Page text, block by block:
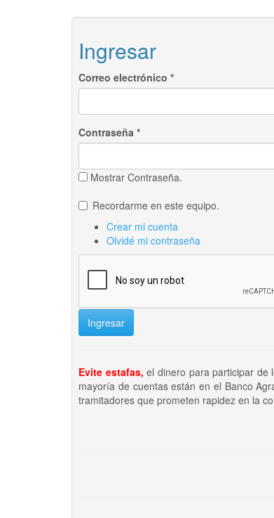
Ingresar
Correo electrónico *
Contraseña *
Mostrar Contraseña.
Recordarme en este equipo.
Crear mi cuenta
Olvidé mi contraseña
Ingresar
Evite estafas, el dinero para participar de
mayoría de cuentas están en el Banco
tramitadores que prometen rapidez en la